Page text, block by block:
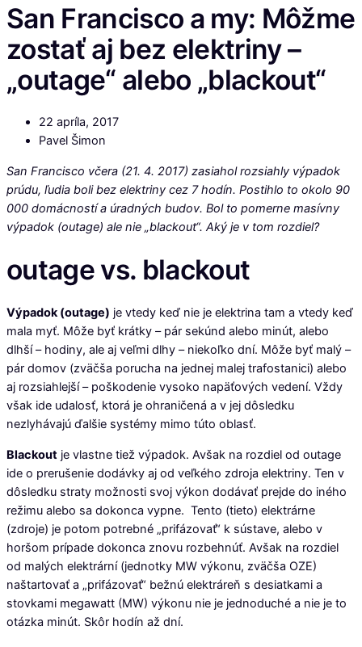
San Francisco a my: Môžme
zostať aj bez elektriny –
„outage“ alebo „blackout“
22 apríla, 2017
Pavel Šimon
San Francisco včera (21. 4. 2017) zasiahol rozsiahly výpadok
prúdu, ľudia boli bez elektriny cez 7 hodín. Postihlo to okolo 90
000 domácností a úradných budov. Bol to pomerne masívny
výpadok (outage) ale nie „blackout“. Aký je v tom rozdiel?
outage vs. blackout
Výpadok (outage) je vtedy keď nie je elektrina tam a vtedy keď
mala myť. Môže byť krátky – pár sekúnd alebo minút, alebo
dlhší – hodiny, ale aj veľmi dlhy – niekoľko dní. Môže byť malý –
pár domov (zväčša porucha na jednej malej trafostanici) alebo
aj rozsiahlejší – poškodenie vysoko napäťových vedení. Vždy
však ide udalosť, ktorá je ohraničená a v jej dôsledku
nezlyhávajú ďalšie systémy mimo túto oblasť.
Blackout je vlastne tiež výpadok. Avšak na rozdiel od outage
ide o prerušenie dodávky aj od veľkého zdroja elektriny. Ten v
dôsledku straty možnosti svoj výkon dodávať prejde do iného
režimu alebo sa dokonca vypne. Tento (tieto) elektrárne
(zdroje) je potom potrebné „prifázovať“ k sústave, alebo v
horšom prípade dokonca znovu rozbehnúť. Avšak na rozdiel
od malých elektrární (jednotky MW výkonu, zväčša OZE)
naštartovať a „prifázovať“ bežnú elektráreň s desiatkami a
stovkami megawatt (MW) výkonu nie je jednoduché a nie je to
otázka minút. Skôr hodín až dní.